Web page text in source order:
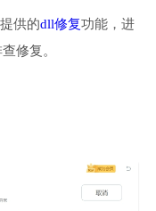
提供的dll修复功能，进
修复。